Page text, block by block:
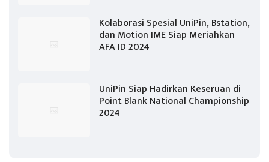
Kolaborasi Spesial UniPin, Bstation,
dan Motion IME Siap Meriahkan
AFA ID 2024
UniPin Siap Hadirkan Keseruan di
Point Blank National Championship
2024